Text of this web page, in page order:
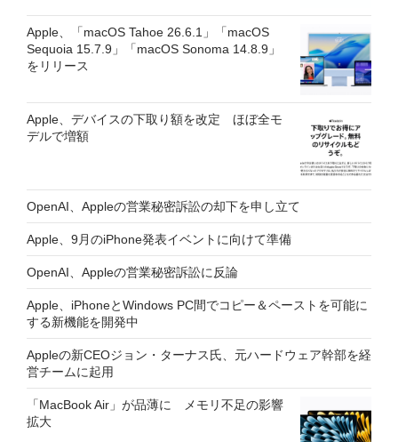
Apple、「macOS Tahoe 26.6.1」「macOS
Sequoia 15.7.9」「macOS Sonoma 14.8.9」
をリリース
Apple、デバイスの下取り額を改定 ほぼ全モ
デルで増額
OpenAI、Appleの営業秘密訴訟の却下を申し立て
Apple、9月のiPhone発表イベントに向けて準備
OpenAI、Appleの営業秘密訴訟に反論
Apple、iPhoneとWindows PC間でコピー＆ペーストを可能に
する新機能を開発中
Appleの新CEOジョン・ターナス氏、元ハードウェア幹部を経
営チームに起用
「MacBook Air」が品薄に メモリ不足の影響
拡大